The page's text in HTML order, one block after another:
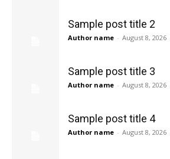
Sample post title 2
Author name - August 8, 2026
Sample post title 3
Author name - August 8, 2026
Sample post title 4
Author name - August 8, 2026